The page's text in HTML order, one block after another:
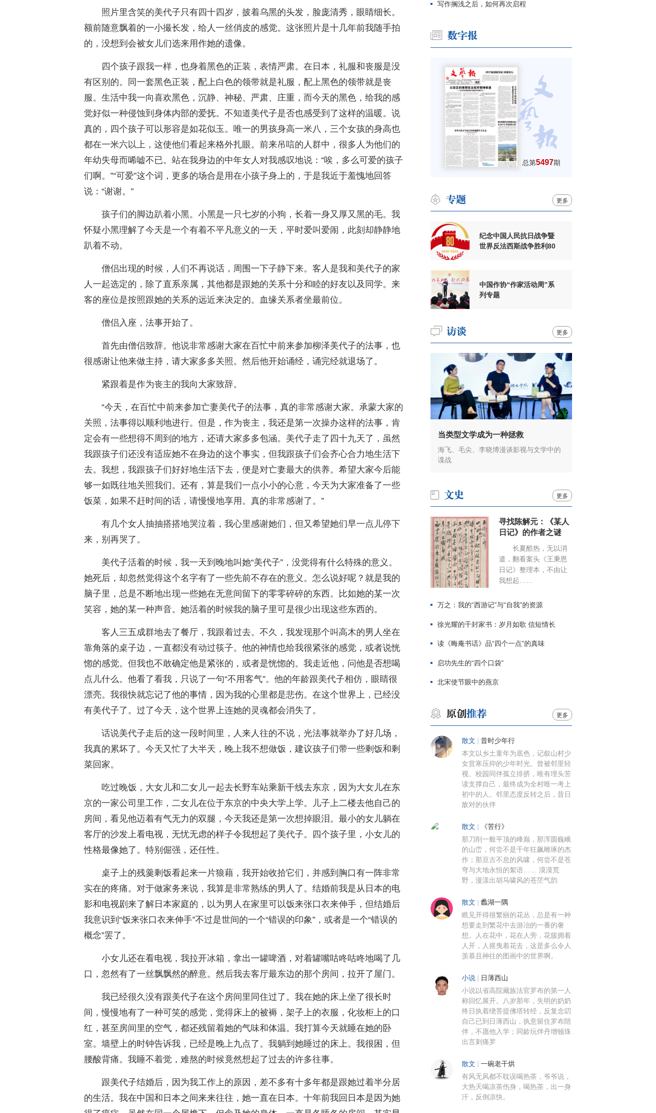
照片里含笑的美代子只有四十四岁，披着乌黑的头发，脸庞清秀，眼睛细长。
额前随意飘着的一小撮长发，给人一丝俏皮的感觉。这张照片是十几年前我随手拍
的，没想到会被女儿们选来用作她的遗像。
四个孩子跟我一样，也身着黑色的正装，表情严肃。在日本，礼服和丧服是没
有区别的。同一套黑色正装，配上白色的领带就是礼服，配上黑色的领带就是丧
服。生活中我一向喜欢黑色，沉静、神秘、严肃、庄重，而今天的黑色，给我的感
觉好似一种侵蚀到身体内部的爱抚。不知道美代子是否也感受到了这样的温暖。说
真的，四个孩子可以形容是如花似玉。唯一的男孩身高一米八，三个女孩的身高也
都在一米六以上，这使他们看起来格外扎眼。前来吊唁的人群中，很多人为他们的
年幼失母而唏嘘不已。站在我身边的中年女人对我感叹地说：“唉，多么可爱的孩子
们啊。”“可爱”这个词，更多的场合是用在小孩子身上的，于是我近于羞愧地回答
说：“谢谢。”
孩子们的脚边趴着小黑。小黑是一只七岁的小狗，长着一身又厚又黑的毛。我
怀疑小黑理解了今天是一个有着不平凡意义的一天，平时爱叫爱闹，此刻却静静地
趴着不动。
僧侣出现的时候，人们不再说话，周围一下子静下来。客人是我和美代子的家
人一起选定的，除了直系亲属，其他都是跟她的关系十分和睦的好友以及同学。来
客的座位是按照跟她的关系的远近来决定的。血缘关系者坐最前位。
僧侣入座，法事开始了。
首先由僧侣致辞。他说非常感谢大家在百忙中前来参加柳泽美代子的法事，也
很感谢让他来做主持，请大家多多关照。然后他开始诵经，诵完经就退场了。
紧跟着是作为丧主的我向大家致辞。
“今天，在百忙中前来参加亡妻美代子的法事，真的非常感谢大家。承蒙大家的
关照，法事得以顺利地进行。但是，作为丧主，我还是第一次操办这样的法事，肯
定会有一些想得不周到的地方，还请大家多多包涵。美代子走了四十九天了，虽然
我跟孩子们还没有适应她不在身边的这个事实，但我跟孩子们会齐心合力地生活下
去。我想，我跟孩子们好好地生活下去，便是对亡妻最大的供养。希望大家今后能
够一如既往地关照我们。还有，算是我们一点小小的心意，今天为大家准备了一些
饭菜，如果不赶时间的话，请慢慢地享用。真的非常感谢了。”
有几个女人抽抽搭搭地哭泣着，我心里感谢她们，但又希望她们早一点儿停下
来，别再哭了。
美代子活着的时候，我一天到晚地叫她“美代子”，没觉得有什么特殊的意义。
她死后，却忽然觉得这个名字有了一些先前不存在的意义。怎么说好呢？就是我的
脑子里，总是不断地出现一些她在无意间留下的零零碎碎的东西。比如她的某一次
笑容，她的某一种声音。她活着的时候我的脑子里可是很少出现这些东西的。
客人三五成群地去了餐厅，我跟着过去。不久，我发现那个叫高木的男人坐在
靠角落的桌子边，一直都没有动过筷子。他的神情也给我很紧张的感觉，或者说恍
惚的感觉。但我也不敢确定他是紧张的，或者是恍惚的。我走近他，问他是否想喝
点儿什么。他看了看我，只说了一句“不用客气”。他的年龄跟美代子相仿，眼睛很
漂亮。我很快就忘记了他的事情，因为我的心里都是悲伤。在这个世界上，已经没
有美代子了。过了今天，这个世界上连她的灵魂都会消失了。
话说美代子走后的这一段时间里，人来人往的不说，光法事就举办了好几场，
我真的累坏了。今天又忙了大半天，晚上我不想做饭，建议孩子们带一些剩饭和剩
菜回家。
吃过晚饭，大女儿和二女儿一起去长野车站乘新干线去东京，因为大女儿在东
京的一家公司里工作，二女儿在位于东京的中央大学上学。儿子上二楼去他自己的
房间，看见他迈着有气无力的双腿，今天我还是第一次想掉眼泪。最小的女儿躺在
客厅的沙发上看电视，无忧无虑的样子令我想起了美代子。四个孩子里，小女儿的
性格最像她了。特别倔强，还任性。
桌子上的残羹剩饭看起来一片狼藉，我开始收拾它们，并感到胸口有一阵非常
实在的疼痛。对于做家务来说，我算是非常熟练的男人了。结婚前我是从日本的电
影和电视剧来了解日本家庭的，以为男人在家里可以饭来张口衣来伸手，但结婚后
我意识到“饭来张口衣来伸手”不过是世间的一个“错误的印象”，或者是一个“错误的
概念”罢了。
小女儿还在看电视，我拉开冰箱，拿出一罐啤酒，对着罐嘴咕咚咕咚地喝了几
口，忽然有了一丝飘飘然的醉意。然后我去客厅最东边的那个房间，拉开了屋门。
我已经很久没有跟美代子在这个房间里同住过了。我在她的床上坐了很长时
间，慢慢地有了一种可笑的感觉，觉得床上的被褥，架子上的衣服，化妆柜上的口
红，甚至房间里的空气，都还残留着她的气味和体温。我打算今天就睡在她的卧
室。墙壁上的时钟告诉我，已经是晚上九点了。我躺到她睡过的床上。我很困，但
腰酸背痛。我睡不着觉，难熬的时候竟然想起了过去的许多往事。
跟美代子结婚后，因为我工作上的原因，差不多有十多年都是跟她过着半分居
的生活。我在中国和日本之间来来往往，她一直在日本。十年前我回日本是因为她
写作搁浅之后，如何再次启程
总第5497期
更多
纪念中国人民抗日战争暨
世界反法西斯战争胜利80
中国作协“作家活动周”系
列专题
更多
当类型文学成为一种拯救
海飞、毛尖、李晓博漫谈影视与文学中的
谍战
更多
寻找陈解元：《某人
日记》的作者之谜
长夏酷热，无以消
遣，翻看案头《王秉恩
日记》整理本，不由让
我想起……
万之：我的“西游记”与“自我”的资源
徐光耀的千封家书：岁月如歌 信短情长
读《晦庵书话》品“四个一点”的真味
启功先生的“四个口袋”
北宋使节眼中的燕京
更多
散文 昔时少年行
本文以乡土童年为底色，记叙山村少
女贫寒压抑的少年时光。曾被邻里轻
视、校园同伴孤立排挤，唯有埋头苦
读支撑自己，最终成为全村唯一考上
初中的人。邻里态度反转之后，昔日
敌对的伙伴
散文 《苦行》
那刀削一般平顶的峰巅，那浑圆巍峨
的山峦，何尝不是千年狂飙雕琢的杰
作；那亘古不息的风啸，何尝不是苍
穹与大地永恒的絮语…… 漠漠荒
野，漫漾出胡马啸风的苍茫气韵
散文 蠡湖一隅
瞧见开得很繁丽的花丛，总是有一种
想要走到繁花中去游冶的一番的奢
想。人在花中，花在人旁，花簇拥着
人开，人摇曳着花去，这是多么令人
羡慕且神往的图画中的世界啊。
小说 日薄西山
小说以省高院藏族法官罗布的第一人
称回忆展开。八岁那年，失明的奶奶
终日执着绕菩提佛塔转经，反复念叨
自己已到日薄西山，执意留住罗布陪
伴，不愿他入学；同龄玩伴丹增顿珠
出言刺痛罗
散文 一碗老干烘
有风无风都不耽误喝热茶，爷爷说，
大热天喝凉茶伤身，喝热茶，出一身
汗，反倒凉快。